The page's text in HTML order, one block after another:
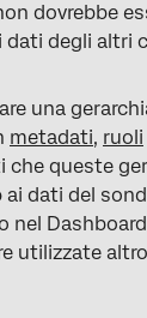
dovrebbe
dati degli altri
una
metadati, ruoli
che queste
ai dati del
nel
utilizzate